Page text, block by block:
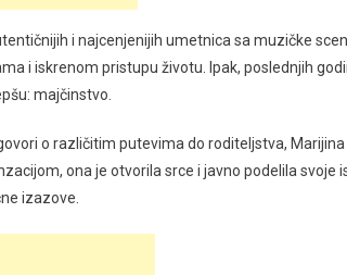
i najcenjenijih umetnica sa muzičke
i iskrenom pristupu životu. Ipak, poslednjih
majčinstvo.
o različitim putevima do roditeljstva,
ona je otvorila srce i javno podelila svoje
izazove.